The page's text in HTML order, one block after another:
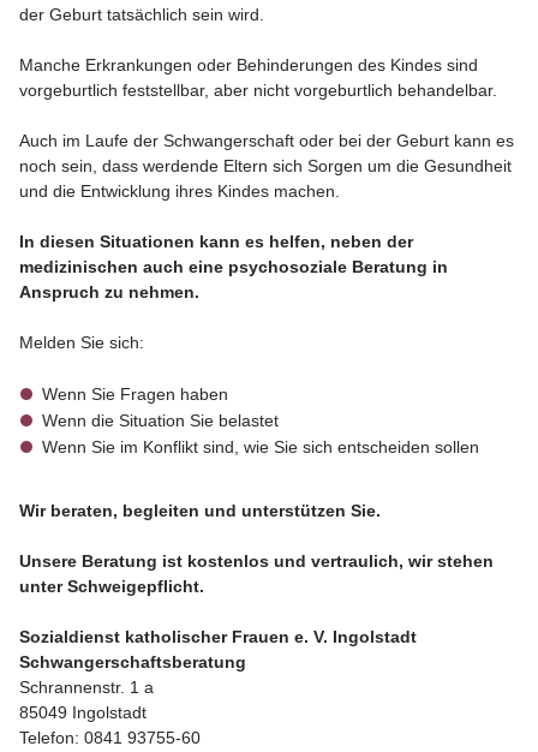
der Geburt tatsächlich sein wird.
Manche Erkrankungen oder Behinderungen des Kindes sind
vorgeburtlich feststellbar, aber nicht vorgeburtlich behandelbar.
Auch im Laufe der Schwangerschaft oder bei der Geburt kann es
noch sein, dass werdende Eltern sich Sorgen um die Gesundheit
und die Entwicklung ihres Kindes machen.
In diesen Situationen kann es helfen, neben der
medizinischen auch eine psychosoziale Beratung in
Anspruch zu nehmen.
Melden Sie sich:
Wenn Sie Fragen haben
Wenn die Situation Sie belastet
Wenn Sie im Konflikt sind, wie Sie sich entscheiden sollen
Wir beraten, begleiten und unterstützen Sie.
Unsere Beratung ist kostenlos und vertraulich, wir stehen
unter Schweigepflicht.
Sozialdienst katholischer Frauen e. V. Ingolstadt
Schwangerschaftsberatung
Schrannenstr. 1 a
85049 Ingolstadt
Telefon: 0841 93755-60